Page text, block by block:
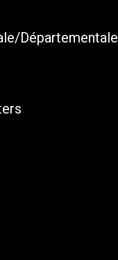
Départementale